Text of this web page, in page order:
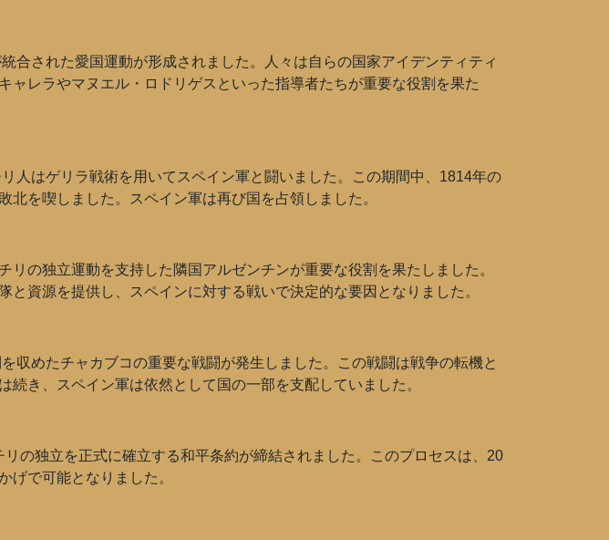
合された愛国運動が形成されました。人々は自らの国家アイデンティティ
レラやマヌエル・ロドリゲスといった指導者たちが重要な役割を果た
人はゲリラ戦術を用いてスペイン軍と闘いました。この期間中、1814年の
を喫しました。スペイン軍は再び国を占領しました。
の独立運動を支持した隣国アルゼンチンが重要な役割を果たしました。
資源を提供し、スペインに対する戦いで決定的な要因となりました。
収めたチャカブコの重要な戦闘が発生しました。この戦闘は戦争の転機と
き、スペイン軍は依然として国の一部を支配していました。
の独立を正式に確立する和平条約が締結されました。このプロセスは、20
げで可能となりました。